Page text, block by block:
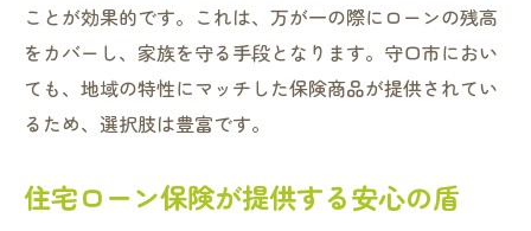
ことが効果的です。これは、万が一の際にローンの残高
をカバーし、家族を守る手段となります。守口市におい
ても、地域の特性にマッチした保険商品が提供されてい
るため、選択肢は豊富です。
住宅ローン保険が提供する安心の盾